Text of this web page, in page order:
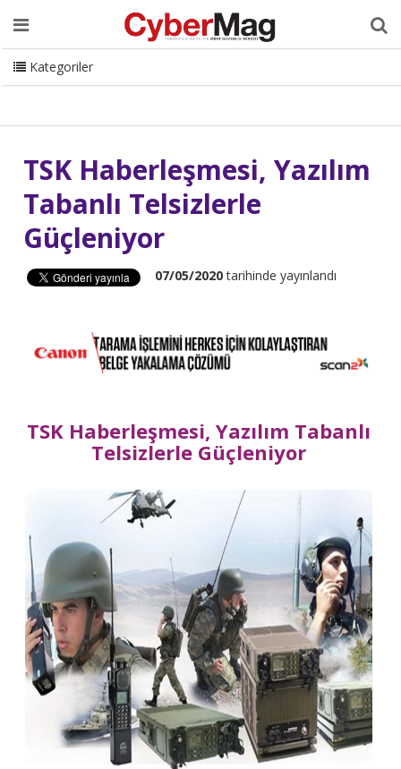
Ana Sayfa Hakkımızda Dergi Editörden
Danışmanlık
ISC Turkey Sizden Gelenler
İletişim
CyberMag Logo
Kategoriler
TSK Haberleşmesi, Yazılım
Tabanlı Telsizlerle
Güçleniyor
07/05/2020tarihinde yayınlandı
TSK Haberleşmesi, Yazılım Tabanlı
Telsizlerle Güçleniyor